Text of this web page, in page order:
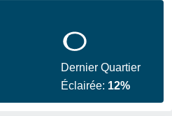
Dernier Quartier
Éclairée: 12%